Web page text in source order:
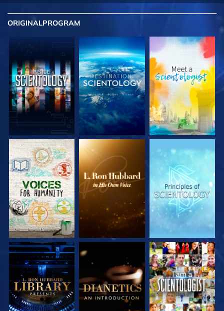
ORIGINALPROGRAM
UTFORSKA
SERIEN
UTFORSKA
SERIEN
UTFORSKA
SERIEN
UTFORSKA
SERIEN
UTFORSKA
SERIEN
TITTA